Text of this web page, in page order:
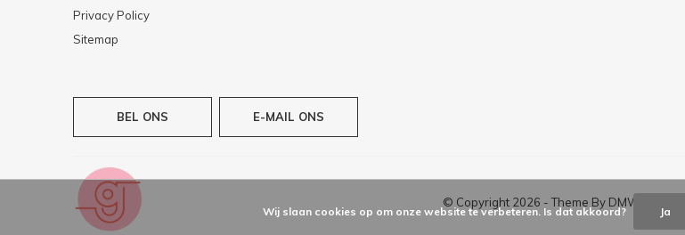
Privacy Policy
Sitemap
BEL ONS E-MAIL ONS
© Copyright 2026 - Theme By DMWS
Wij slaan cookies op om onze website te verbeteren. Is dat akkoord? Ja